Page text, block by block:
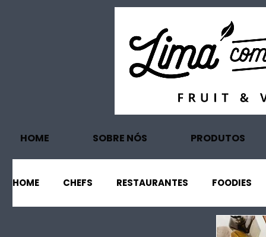
HOME SOBRE NÓS PRODUTOS
HOME CHEFS RESTAURANTES FOODIES
TURISMO